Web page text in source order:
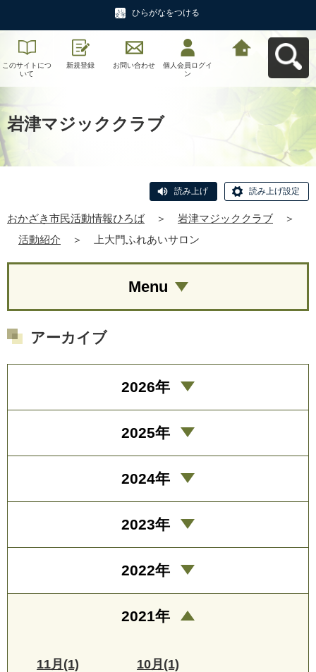
ひらがなをつける
このサイトにつ
いて
新規登録 お問い合わせ
個人会員ログイ
ン
岩津マジッククラブ
読み上げ 読み上げ設定
おかざき市民活動情報ひろば ＞ 岩津マジッククラブ
＞
活動紹介
＞ 上大門ふれあいサロン
Menu
アーカイブ
2026年
2025年
2024年
2023年
2022年
2021年
11月(1) 10月(1)